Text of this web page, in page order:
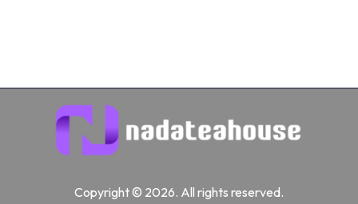
Copyright © 2026. All rights reserved.